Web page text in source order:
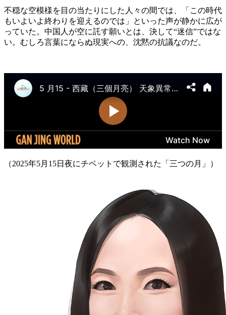
不穏な空模様を目の当たりにした人々の間では、「この時代
もいよいよ終わりを迎えるのでは」といった声が静かに広が
っていた。中国人が空に託す願いとは、決して“迷信”ではな
い。むしろ言葉にならぬ現実への、沈黙の抗議なのだ。
（2025年5月15日夜にチベットで観測された「三つの月」）